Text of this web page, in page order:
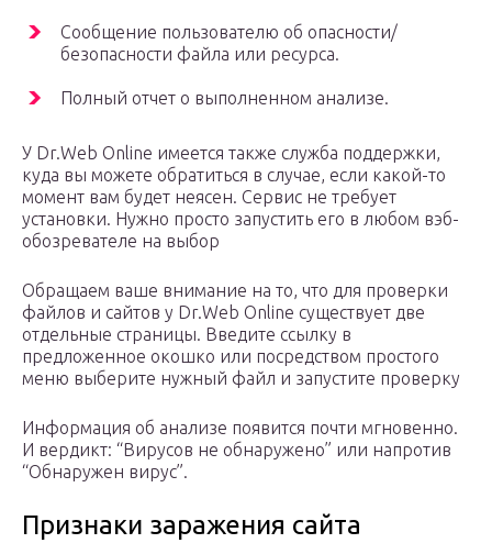
Сообщение пользователю об опасности/
безопасности файла или ресурса.
Полный отчет о выполненном анализе.
У Dr.Web Online имеется также служба поддержки,
куда вы можете обратиться в случае, если какой-то
момент вам будет неясен. Сервис не требует
установки. Нужно просто запустить его в любом вэб-
обозревателе на выбор
Обращаем ваше внимание на то, что для проверки
файлов и сайтов у Dr.Web Online существует две
отдельные страницы. Введите ссылку в
предложенное окошко или посредством простого
меню выберите нужный файл и запустите проверку
Информация об анализе появится почти мгновенно.
И вердикт: “Вирусов не обнаружено” или напротив
“Обнаружен вирус”.
Признаки заражения сайта